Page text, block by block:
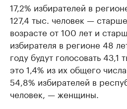
17,2% избирателей в
127,4 тыс. человек —
возрасте от 100 лет и
избирателя в регионе 48
году будут голосовать
это 1,4% из их общего
54,8% избирателей в
человек, — женщины.